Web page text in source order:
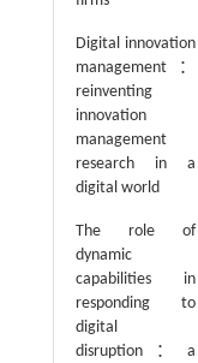
Digital innovation
management：
reinventing
innovation
management
research in a
digital world
The role of
dynamic
capabilities in
responding to
digital
disruption：a